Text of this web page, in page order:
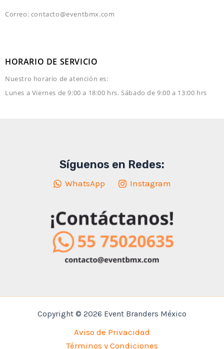
Correo: contacto@eventbmx.com
HORARIO DE SERVICIO
Nuestro horario de atención es:
Lunes a Viernes de 9:00 a 18:00 hrs. Sábado de 9:00 a 13:00 hrs
Síguenos en Redes:
WhatsApp Instagram
Copyright © 2026 Event Branders México
Aviso de Privacidad
Términos y Condiciones